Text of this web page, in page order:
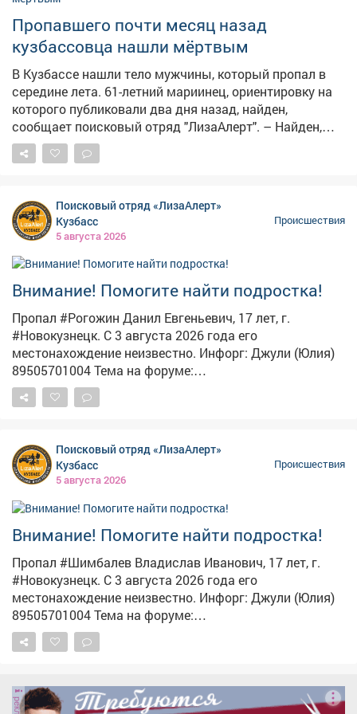
На кемеровчанина завели уголовное дело о
присвоении, ему грозит до шести лет колонии.
Пропавшего почти месяц назад
кузбассовца нашли мёртвым
В Кузбассе нашли тело мужчины, который пропал в
середине лета. 61-летний мариинец, ориентировку на
которого публиковали два дня назад, найден,
сообщает поисковый отряд "ЛизаАлерт". – Найден,
погиб, – гласит уведомление. Пропал мужчина ещё 15
июля. Обстоятельства трагедии волонтёры не
людях. 296 удалось найти живыми, 10 – погибшими,
семерых найти не удалось.
Поисковый отряд «ЛизаАлерт»
Кузбасс
5 августа 2026
Происшествия
Внимание! Помогите найти подростка!
Пропал #Рогожин Данил Евгеньевич, 17 лет, г.
#Новокузнецк. С 3 августа 2026 года его
местонахождение неизвестно. Инфорг: Джули (Юлия)
89505701004 Тема на форуме:
https://lizaalert.org/forum/viewtopic.php?t=371502
#ЛизаАлерт #ЛизаАлертКузбасс #ПропалЧеловек
Поисковый отряд «ЛизаАлерт»
Кузбасс
5 августа 2026
Происшествия
Внимание! Помогите найти подростка!
Пропал #Шимбалев Владислав Иванович, 17 лет, г.
#Новокузнецк. С 3 августа 2026 года его
местонахождение неизвестно. Инфорг: Джули (Юлия)
89505701004 Тема на форуме:
https://lizaalert.org/forum/viewtopic.php?t=371500
#ЛизаАлерт #ЛизаАлертКузбасс #ПропалЧеловек